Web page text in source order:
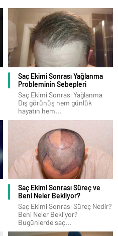
Saç Ekimi Sonrası Yağlanma
Probleminin Sebepleri
Saç Ekimi Sonrası Yağlanma
Dış görünüş hem günlük
hayatın hem...
Saç Ekimi Sonrası Süreç ve
Beni Neler Bekliyor?
Saç Ekimi Sonrası Süreç Nedir?
Beni Neler Bekliyor?
Bugünlerde saç...